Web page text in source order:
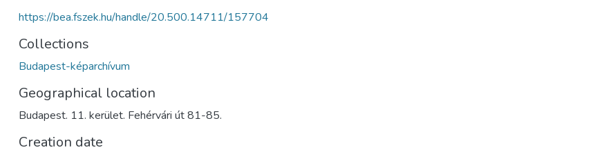
https://bea.fszek.hu/handle/20.500.14711/157704
Collections
Budapest-képarchívum
Geographical location
Budapest. 11. kerület. Fehérvári út 81-85.
Creation date